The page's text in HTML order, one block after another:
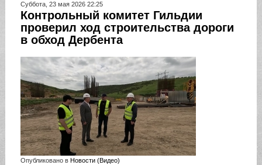
Суббота, 23 мая 2026 22:25
Контрольный комитет Гильдии
проверил ход строительства дороги
в обход Дербента
Опубликовано в Новости (Видео)